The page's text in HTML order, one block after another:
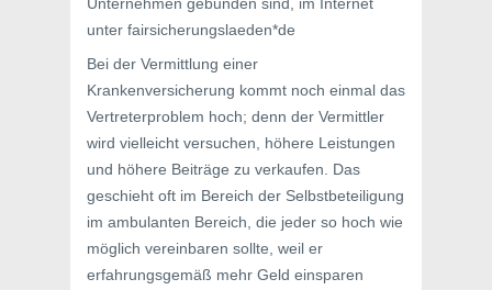
unter fairsicherungslaeden*de
Bei der Vermittlung einer
Krankenversicherung kommt noch einmal das
Vertreterproblem hoch; denn der Vermittler
wird vielleicht versuchen, höhere Leistungen
und höhere Beiträge zu verkaufen. Das
geschieht oft im Bereich der Selbstbeteiligung
im ambulanten Bereich, die jeder so hoch wie
möglich vereinbaren sollte, weil er
erfahrungsgemäß mehr Geld einsparen